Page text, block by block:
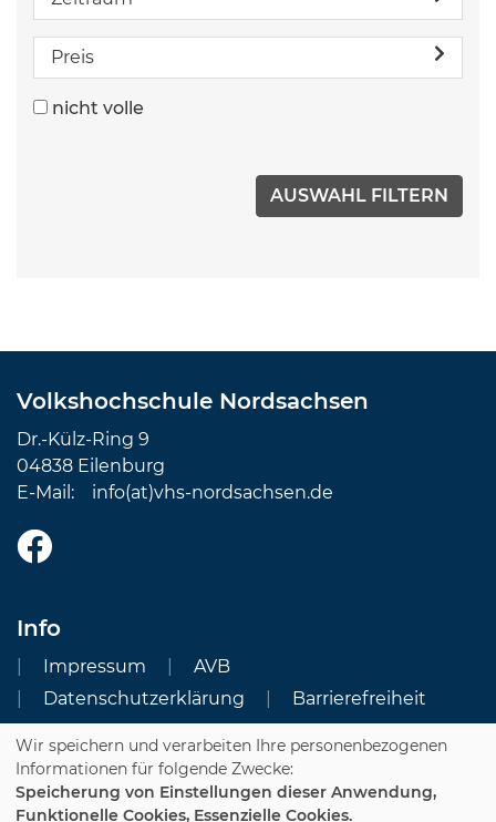
Preis
nicht volle
Volkshochschule Nordsachsen
Dr.-Külz-Ring 9
04838 Eilenburg
E-Mail: info(at)vhs-nordsachsen.de
Info
Impressum
AVB
Datenschutzerklärung
Barrierefreiheit
Cookie Einstellungen
Dozenten-Login
Wir speichern und verarbeiten Ihre personenbezogenen
Informationen für folgende Zwecke:
Speicherung von Einstellungen dieser Anwendung,
Funktionelle Cookies, Essenzielle Cookies.